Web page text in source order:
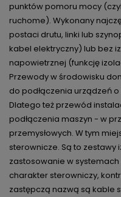
punktów pomoru mocy
ruchome). Wykonany
postaci drutu, linki lub
kabel elektryczny) lub bez
napowietrznej (funkcję
Przewody w środowisku
do podłączenia urządzeń
Dlatego też przewód
podłączenia maszyn - w
przemysłowych. W tym
sterownicze. Są to zestawy
zastosowanie w
charakter sterowniczy,
zastępczą nazwą są kable